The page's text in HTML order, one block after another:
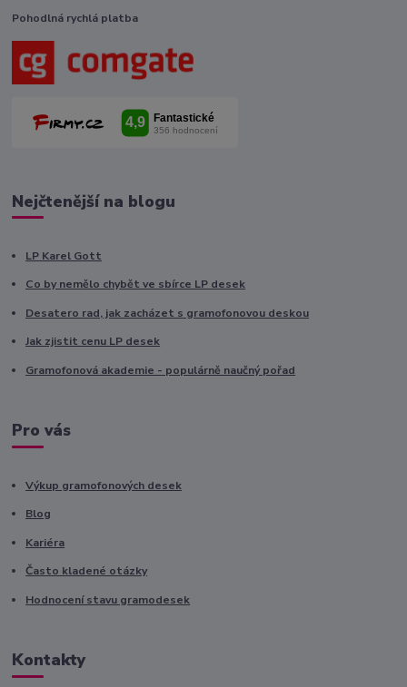
Pohodlná rychlá platba
Nejčtenější na blogu
LP Karel Gott
Co by nemělo chybět ve sbírce LP desek
Desatero rad, jak zacházet s gramofonovou deskou
Jak zjistit cenu LP desek
Gramofonová akademie - populárně naučný pořad
Pro vás
Výkup gramofonových desek
Blog
Kariéra
Často kladené otázky
Hodnocení stavu gramodesek
Kontakty